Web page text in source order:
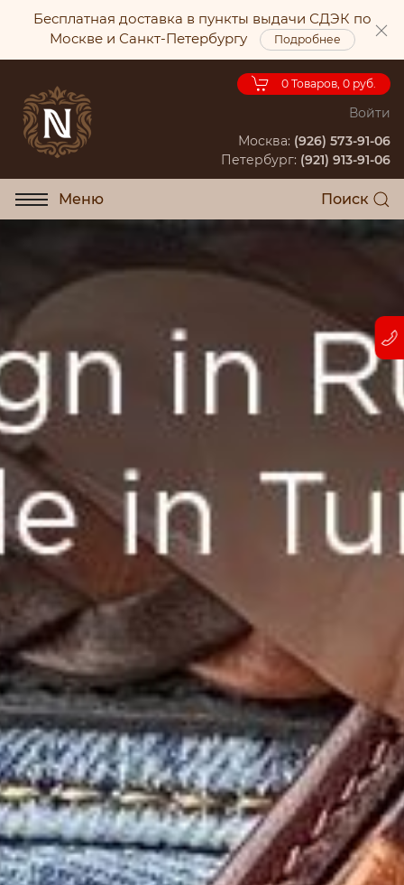
Бесплатная доставка в пункты выдачи СДЭК по
Москве и Санкт-Петербургу
Подробнее
0 Товаров, 0 руб.
Войти
Москва: (926) 573-91-06
Петербург: (921) 913-91-06
Поиск
Меню